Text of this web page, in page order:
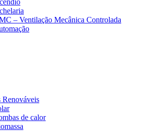
– Ventilação Mecânica Controlada
Renováveis
de calor